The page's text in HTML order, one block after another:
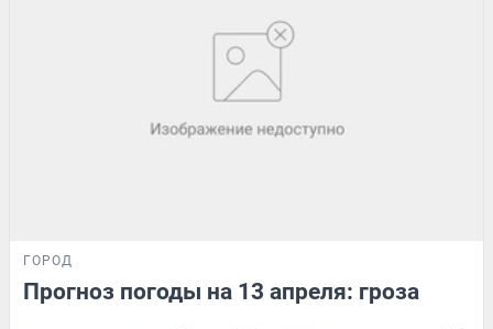
ГОРОД
Прогноз погоды на 13 апреля: гроза